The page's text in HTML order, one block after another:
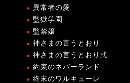
異常者の愛
監獄学園
監禁嬢
神さまの言うとおり
神さまの言うとおり弍
約束のネバーランド
終末のワルキューレ